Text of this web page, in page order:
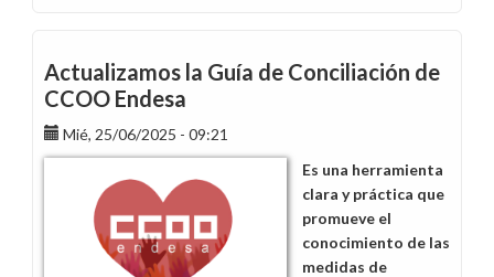
conciliar:
ampliación
del
permiso
de
nacimiento
y
cuidado
Actualizamos la Guía de Conciliación de
CCOO Endesa
Mié, 25/06/2025 - 09:21
Es una herramienta
clara y práctica que
promueve el
conocimiento de las
medidas de